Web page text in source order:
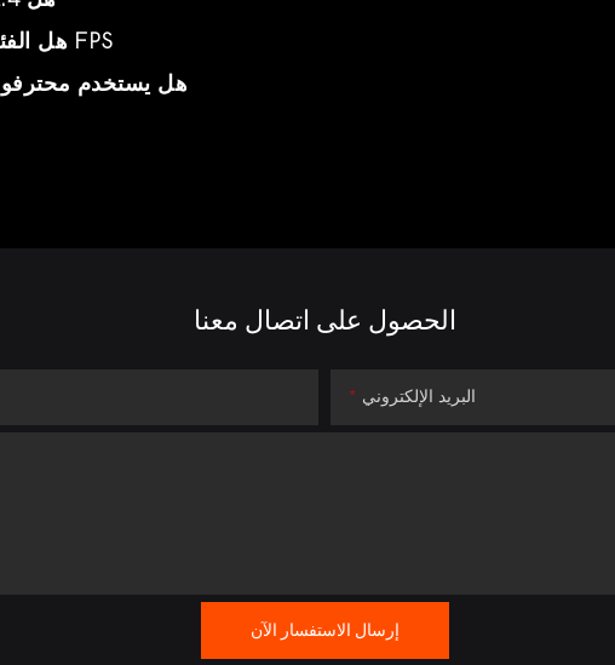
هل الفئران اللاسلكية أفضل من الفئران السلكية للألعاب FPS
هل يستخدم محترفو
الحصول على اتصال معنا
البريد الإلكتروني
إرسال الاستفسار الآن